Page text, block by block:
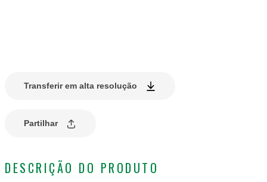
Transferir em alta resolução
Partilhar
DESCRIÇÃO DO PRODUTO